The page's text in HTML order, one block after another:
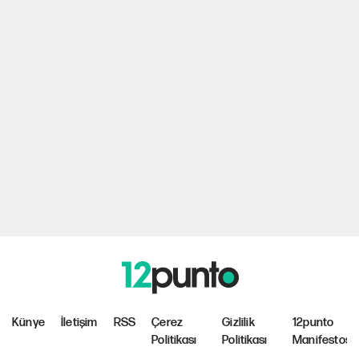
Künye İletişim RSS
Çerez
Politikası
Gizlilik
Politikası
12punto
Manifestosu